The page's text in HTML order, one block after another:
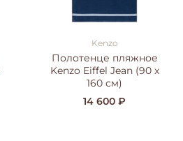
Kenzo
Полотенце пляжное
Kenzo Eiffel Jean (90 x
160 см)
14 600 ₽